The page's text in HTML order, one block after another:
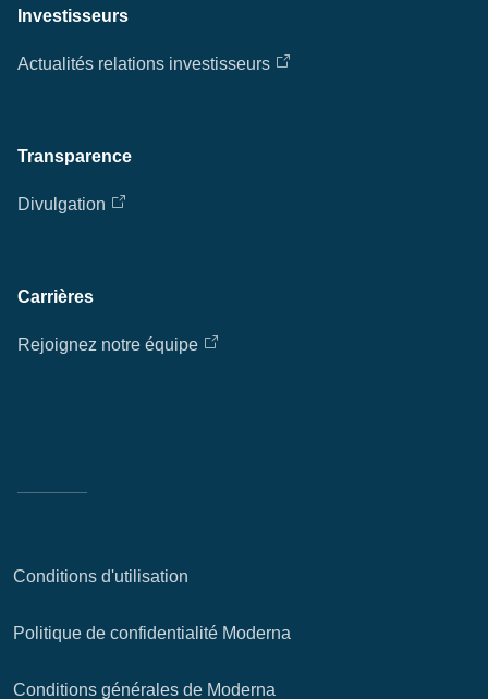
Investisseurs
Actualités relations investisseurs
Transparence
Divulgation
Carrières
Rejoignez notre équipe
Conditions d'utilisation
Politique de confidentialité Moderna
Conditions générales de Moderna